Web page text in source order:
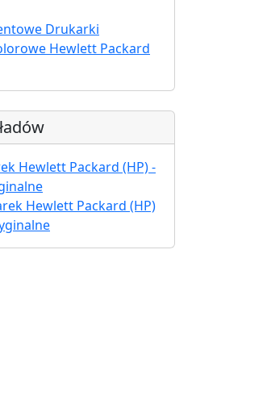
Drukarki
Hewlett Packard
Hewlett Packard (HP) -
Hewlett Packard (HP)